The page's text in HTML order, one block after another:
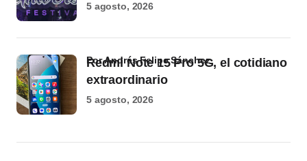
5 agosto, 2026
Redmi Note 15 Pro 5G, el cotidiano
extraordinario
por Andrés Felipe Sánchez
5 agosto, 2026